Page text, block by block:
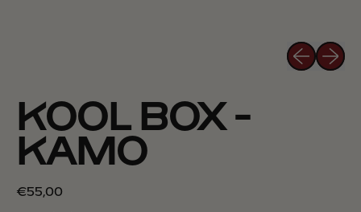
KOOL BOX -
KAMO
Prix normal
€55,00